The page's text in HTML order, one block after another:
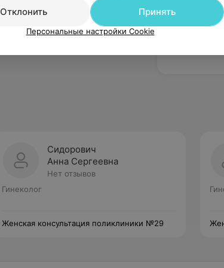
Сидорович
Анна Сергеевна
Нет отзывов
Гинеколог
Женская консультация поликлиники №29
Отклонить
Принять
Персональные настройки Cookie